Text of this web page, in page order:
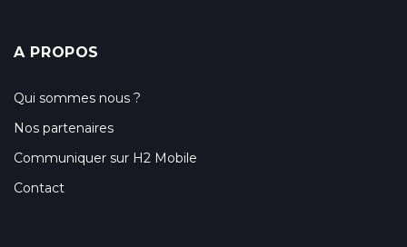
A PROPOS
Qui sommes nous ?
Nos partenaires
Communiquer sur H2 Mobile
Contact